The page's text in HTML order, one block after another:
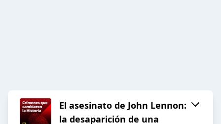
El asesinato de John Lennon:
la desaparición de una